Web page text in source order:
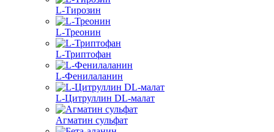
L-Тирозин
L-Треонин
L-Триптофан
L-Фенилаланин
L-Цитруллин DL-малат
Агматин cульфат